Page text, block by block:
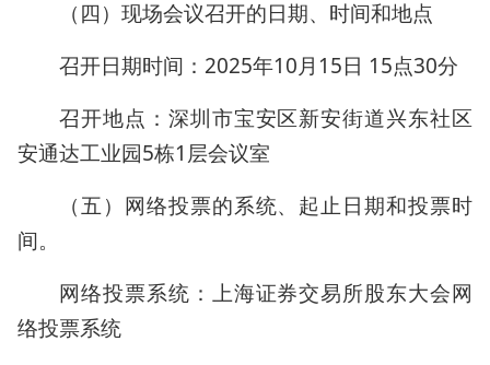
（四）现场会议召开的日期、时间和地点
召开日期时间：2025年10月15日 15点30分
召开地点：深圳市宝安区新安街道兴东社区
安通达工业园5栋1层会议室
（五）网络投票的系统、起止日期和投票时
间。
网络投票系统：上海证券交易所股东大会网
络投票系统